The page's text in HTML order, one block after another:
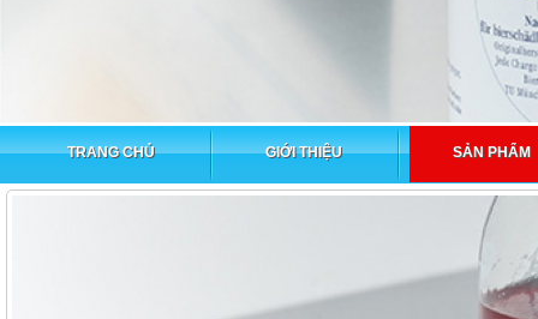
TRANG CHỦ GIỚI THIỆU SẢN PHẨM